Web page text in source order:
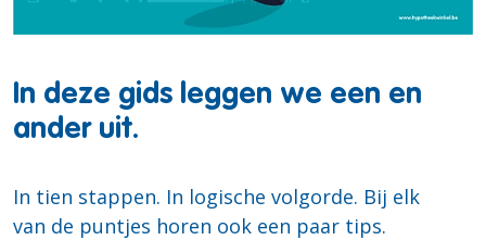
In deze gids leggen we een en
ander uit.
In tien stappen. In logische volgorde. Bij elk
van de puntjes horen ook een paar tips.